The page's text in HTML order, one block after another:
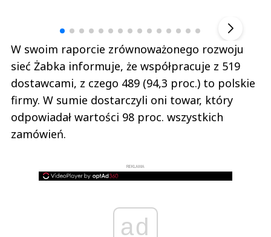
W swoim raporcie zrównoważonego rozwoju
sieć Żabka informuje, że współpracuje z 519
dostawcami, z czego 489 (94,3 proc.) to polskie
firmy. W sumie dostarczyli oni towar, który
odpowiadał wartości 98 proc. wszystkich
zamówień.
REKLAMA
ad